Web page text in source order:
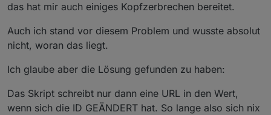
das hat mir auch einiges Kopfzerbrechen bereitet.
Auch ich stand vor diesem Problem und wusste absolut
nicht, woran das liegt.
Ich glaube aber die Lösung gefunden zu haben:
Das Skript schreibt nur dann eine URL in den Wert,
wenn sich die ID GEÄNDERT hat. So lange also sich nix